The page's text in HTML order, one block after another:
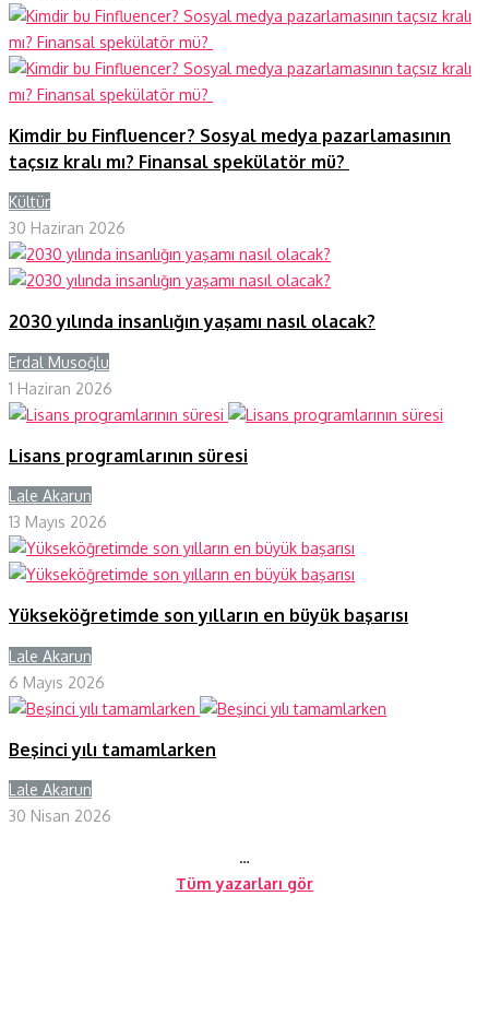
Kimdir bu Finfluencer? Sosyal medya pazarlamasının
taçsız kralı mı? Finansal spekülatör mü?
Kültür
30 Haziran 2026
2030 yılında insanlığın yaşamı nasıl olacak?
Erdal Musoğlu
1 Haziran 2026
Lisans programlarının süresi
Lale Akarun
13 Mayıs 2026
Yükseköğretimde son yılların en büyük başarısı
Lale Akarun
6 Mayıs 2026
Beşinci yılı tamamlarken
Lale Akarun
30 Nisan 2026
…
Tüm yazarları gör